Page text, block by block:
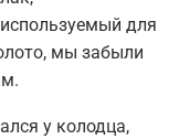
используемый для
мы забыли
у колодца,